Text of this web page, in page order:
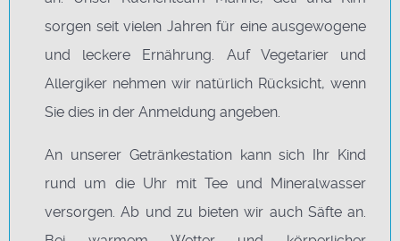
sorgen seit vielen Jahren für eine ausgewogene
und leckere Ernährung. Auf Vegetarier und
Allergiker nehmen wir natürlich Rücksicht, wenn
Sie dies in der Anmeldung angeben.
An unserer Getränkestation kann sich Ihr Kind
rund um die Uhr mit Tee und Mineralwasser
versorgen. Ab und zu bieten wir auch Säfte an.